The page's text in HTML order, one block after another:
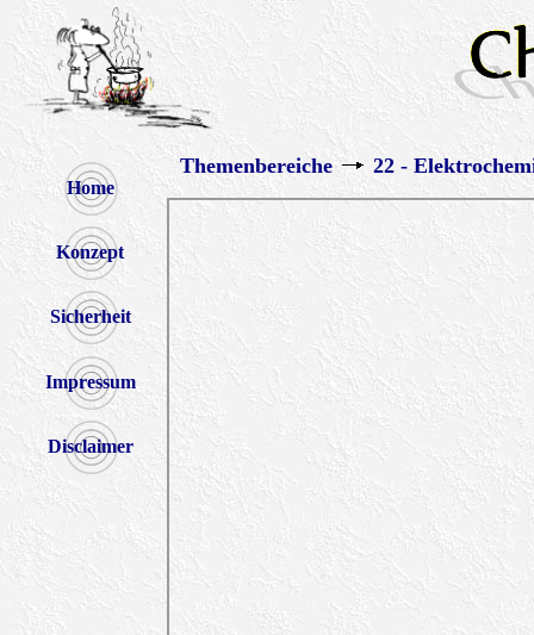
Home
Konzept
Sicherheit
Impressum
Disclaimer
Themenbereiche 22 -